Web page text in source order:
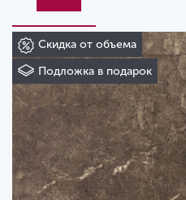
Скидка от объема
Подложка в подарок